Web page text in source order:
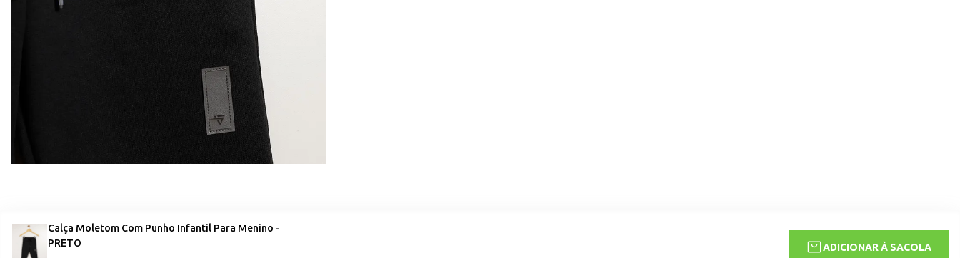
Calça Moletom Com Punho Infantil Para Menino -
PRETO
ADICIONAR À SACOLA